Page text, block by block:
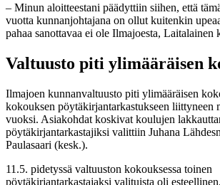
– Minun aloitteestani päädyttiin siihen, että
vuotta kunnanjohtajana on ollut kuitenkin
pahaa sanottavaa ei ole Ilmajoesta, Laitalainen
Valtuusto piti ylimääräisen
Ilmajoen kunnanvaltuusto piti ylimääräisen
kokouksen pöytäkirjantarkastukseen liittyneen
vuoksi. Asiakohdat koskivat koulujen
pöytäkirjantarkastajiksi valittiin Juhana
Paulasaari (kesk.).
11.5. pidetyssä valtuuston kokouksessa toinen
pöytäkirjantarkastajaksi valituista oli